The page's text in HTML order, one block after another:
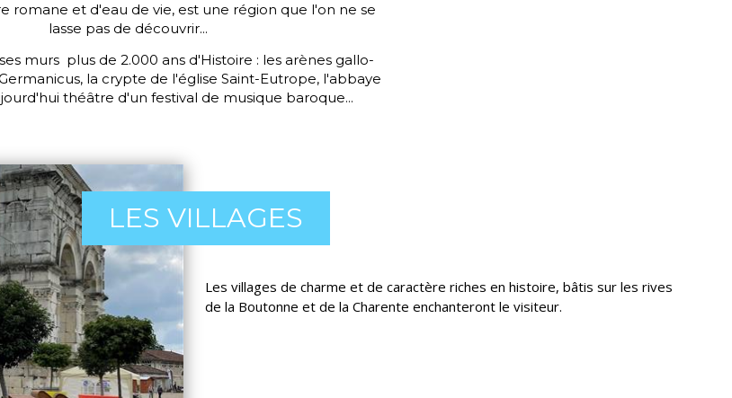
romane et d'eau de vie, est une région que l'on ne se
lasse pas de découvrir...
murs plus de 2.000 ans d'Histoire : les arènes gallo-
la crypte de l'église Saint-Eutrope, l'abbaye
théâtre d'un festival de musique baroque...
LES VILLAGES
Les villages de charme et de caractère riches en histoire, bâtis sur les rives
de la Boutonne et de la Charente enchanteront le visiteur.